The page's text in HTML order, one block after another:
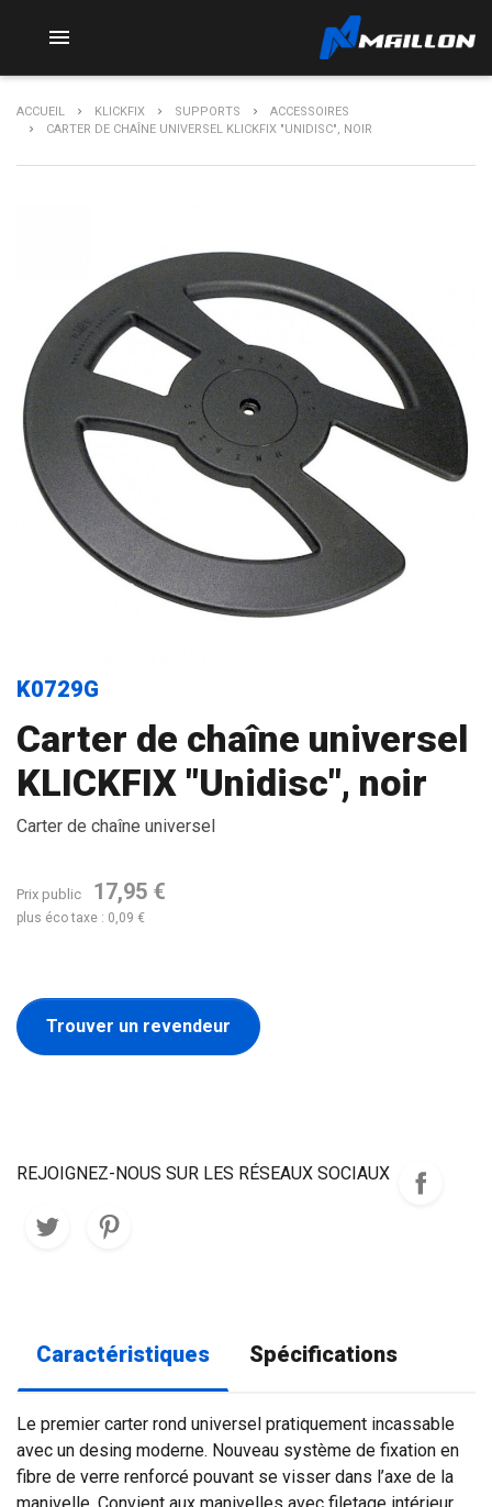

ACCUEIL KLICKFIX SUPPORTS
ACCESSOIRES
CARTER DE CHAÎNE UNIVERSEL KLICKFIX "UNIDISC", NOIR
K0729G
Carter de chaîne universel
KLICKFIX "Unidisc", noir
Carter de chaîne universel
Prix public 17,95 €
plus éco taxe : 0,09 €
Trouver un revendeur
REJOIGNEZ-NOUS SUR LES RÉSEAUX SOCIAUX
Caractéristiques Spécifications
Le premier carter rond universel pratiquement incassable
avec un desing moderne. Nouveau système de fixation en
fibre de verre renforcé pouvant se visser dans l’axe de la